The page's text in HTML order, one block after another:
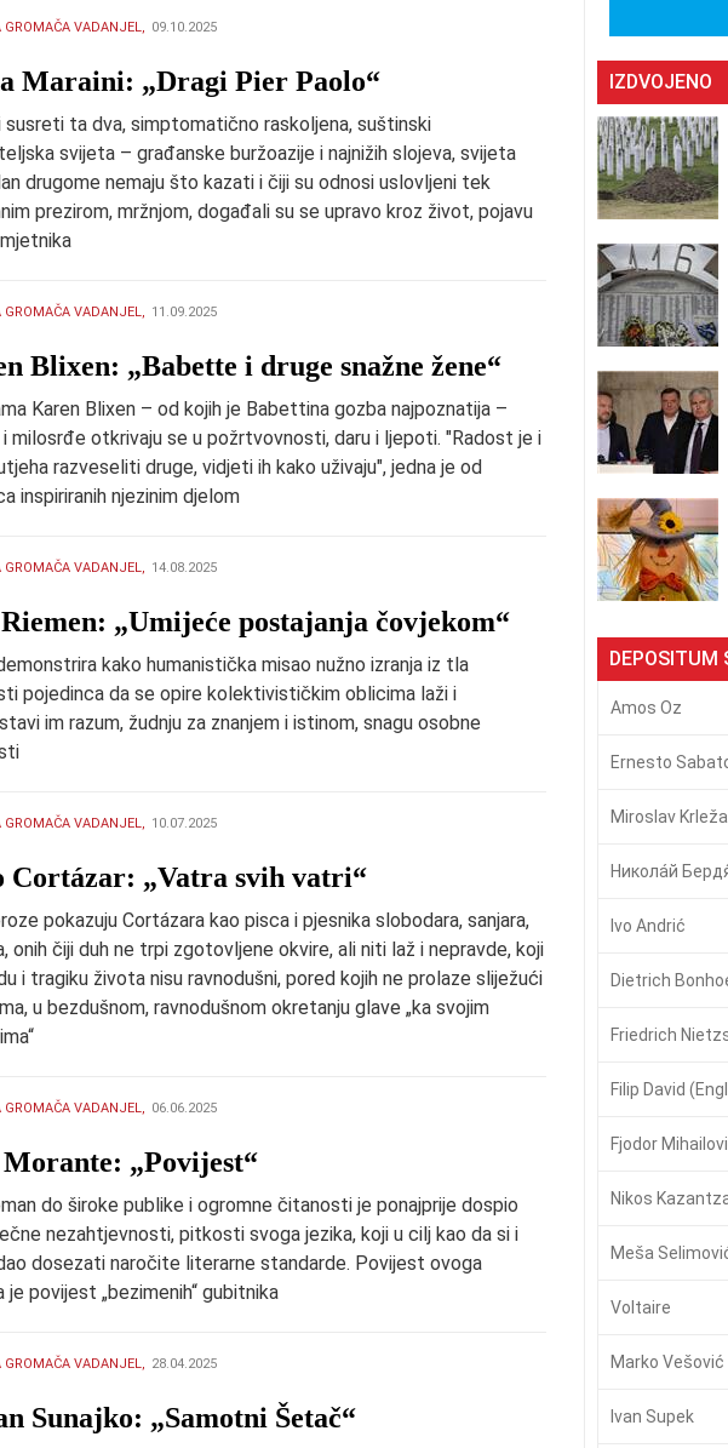
GROMAČA VADANJEL, 09.10.2025
Maraini: „Dragi Pier Paolo“
susreti ta dva, simptomatično raskoljena, suštinski
svijeta – građanske buržoazije i najnižih slojeva, svijeta
drugome nemaju što kazati i čiji su odnosi uslovljeni tek
prezirom, mržnjom, događali su se upravo kroz život, pojavu
GROMAČA VADANJEL, 11.09.2025
Blixen: „Babette i druge snažne žene“
Karen Blixen – od kojih je Babettina gozba najpoznatija –
milosrđe otkrivaju se u požrtvovnosti, daru i ljepoti. "Radost je i
razveseliti druge, vidjeti ih kako uživaju", jedna je od
inspiriranih njezinim djelom
GROMAČA VADANJEL, 14.08.2025
„Umijeće postajanja čovjekom“
kako humanistička misao nužno izranja iz tla
pojedinca da se opire kolektivističkim oblicima laži i
im razum, žudnju za znanjem i istinom, snagu osobne
GROMAČA VADANJEL, 10.07.2025
Cortázar: „Vatra svih vatri“
pokazuju Cortázara kao pisca i pjesnika slobodara, sanjara,
onih čiji duh ne trpi zgotovljene okvire, ali niti laž i nepravde, koji
i tragiku života nisu ravnodušni, pored kojih ne prolaze sliježući
u bezdušnom, ravnodušnom okretanju glave „ka svojim
GROMAČA VADANJEL, 06.06.2025
„Povijest“
do široke publike i ogromne čitanosti je ponajprije dospio
nezahtjevnosti, pitkosti svoga jezika, koji u cilj kao da si i
dosezati naročite literarne standarde. Povijest ovoga
je povijest „bezimenih“ gubitnika
GROMAČA VADANJEL, 28.04.2025
Sunajko: „Samotni Šetač“
IZDVOJENO
DEPOSITUM
Amos Oz
Ernesto
Miroslav Krleža
Никола́й
Ivo Andrić
Dietrich
Friedrich
Filip David
Fjodor
Nikos
Meša
Voltaire
Marko Vešović
Ivan Supek